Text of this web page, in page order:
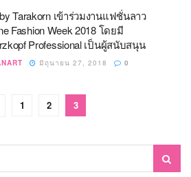
Tarakorn เข้าร่วมงานแฟชั่นลาว
Fashion Week 2018 โดยมี
Professional เป็นผู้สนับสนุน
มิถุนายน 27, 2018 0
1 2 3